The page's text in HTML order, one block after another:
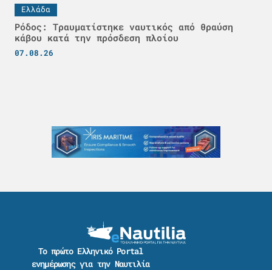
Ελλάδα
Ρόδος: Τραυματίστηκε ναυτικός από θραύση
κάβου κατά την πρόσδεση πλοίου
07.08.26
Το πρώτο Ελληνικό Portal
ενημέρωσης για την Ναυτιλία